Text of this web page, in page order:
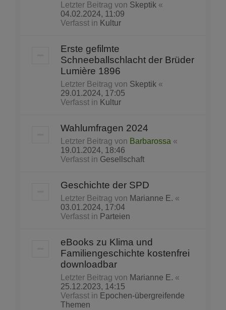
Letzter Beitrag von Skeptik «
04.02.2024, 11:09
Verfasst in Kultur
Erste gefilmte
Schneeballschlacht der Brüder
Lumière 1896
Letzter Beitrag von Skeptik «
29.01.2024, 17:05
Verfasst in Kultur
Wahlumfragen 2024
Letzter Beitrag von Barbarossa «
19.01.2024, 18:46
Verfasst in Gesellschaft
Geschichte der SPD
Letzter Beitrag von Marianne E. «
03.01.2024, 17:04
Verfasst in Parteien
eBooks zu Klima und
Familiengeschichte kostenfrei
downloadbar
Letzter Beitrag von Marianne E. «
25.12.2023, 14:15
Verfasst in Epochen-übergreifende
Themen